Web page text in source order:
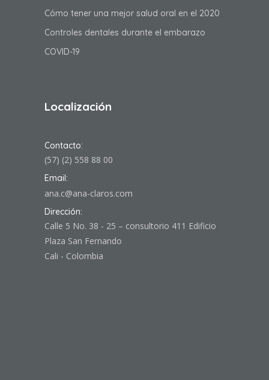
Cómo tener una mejor salud oral en el 2020
Controles dentales durante el embarazo
COVID-19
Localización
Contacto:
(57) (2) 558 88 00
Email:
ana.c@ana-claros.com
Dirección:
Calle 5 No. 38 - 25 – consultorio 411 Edificio
Plaza San Fernando
Cali - Colombia